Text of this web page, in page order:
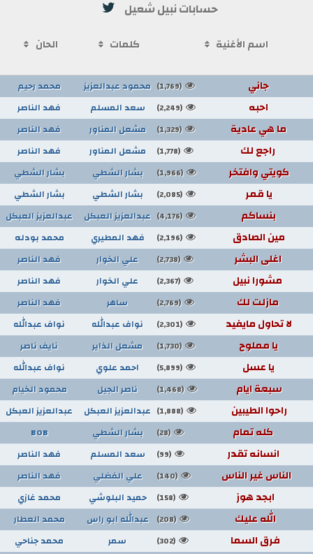
حسابات نبيل شعيل
اسم الأغنية كلمات الحان
جاني (1,769) محمود عبدالعزيز محمد رحيم
احبه (2,249) سعد المسلم فهد الناصر
ما هي عادية (1,329) مشعل المناور فهد الناصر
راجع لك (1,778) مشعل المناور فهد الناصر
كويتي وافتخر (1,966) بشار الشطي بشار الشطي
يا قمر (2,085) بشار الشطي بشار الشطي
بنساكم (4,176) عبدالعزيز العبكل عبدالعزيز العبكل
مين الصادق (2,196) فهد المطيري محمد بودله
اغلى البشر (2,738) علي الخوار فهد الناصر
مشورا نبيل (2,367) علي الخوار فهد الناصر
مازلت لك (2,769) ساهر فهد الناصر
لا تحاول مايفيد (2,301) نواف عبدالله نواف عبدالله
يا مملوح (1,730) مشعل الذاير نايف ناصر
يا عسل (5,899) احمد علوي نواف عبدالله
سبعة ايام (1,468) ناصر الجيل محمود الخيام
راحوا الطيبين (1,888) عبدالعزيز العبكل عبدالعزيز العبكل
كله تمام (28) بشار الشطي BOB
انسانه تقدر (99) سعد المسلم فهد الناصر
الناس غير الناس (140) علي الفضلي فهد الناصر
ابجد هوز (158) حميد البلوشي محمد غازي
الله عليك (208) عبدالله ابو راس محمد العطار
فرق السما (302) سمر محمد جناحي